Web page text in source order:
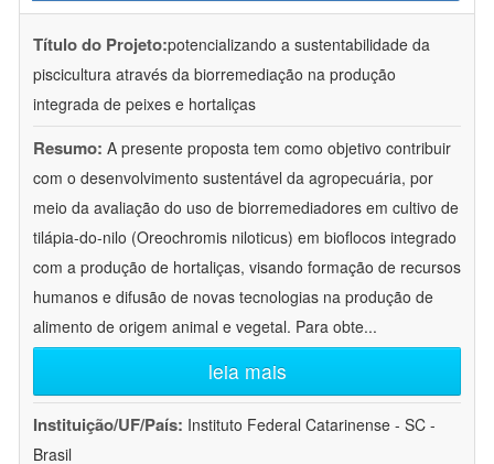
Título do Projeto:potencializando a sustentabilidade da
piscicultura através da biorremediação na produção
integrada de peixes e hortaliças
Resumo: A presente proposta tem como objetivo contribuir
com o desenvolvimento sustentável da agropecuária, por
meio da avaliação do uso de biorremediadores em cultivo de
tilápia-do-nilo (Oreochromis niloticus) em bioflocos integrado
com a produção de hortaliças, visando formação de recursos
humanos e difusão de novas tecnologias na produção de
alimento de origem animal e vegetal. Para obte...
leia mais
Instituição/UF/País: Instituto Federal Catarinense - SC -
Brasil